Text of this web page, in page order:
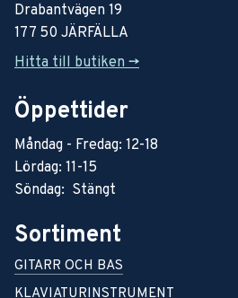
Drabantvägen 19
177 50 JÄRFÄLLA
Hitta till butiken ->
Öppettider
Måndag - Fredag: 12-18
Lördag: 11-15
Söndag: Stängt
Sortiment
GITARR OCH BAS
KLAVIATURINSTRUMENT